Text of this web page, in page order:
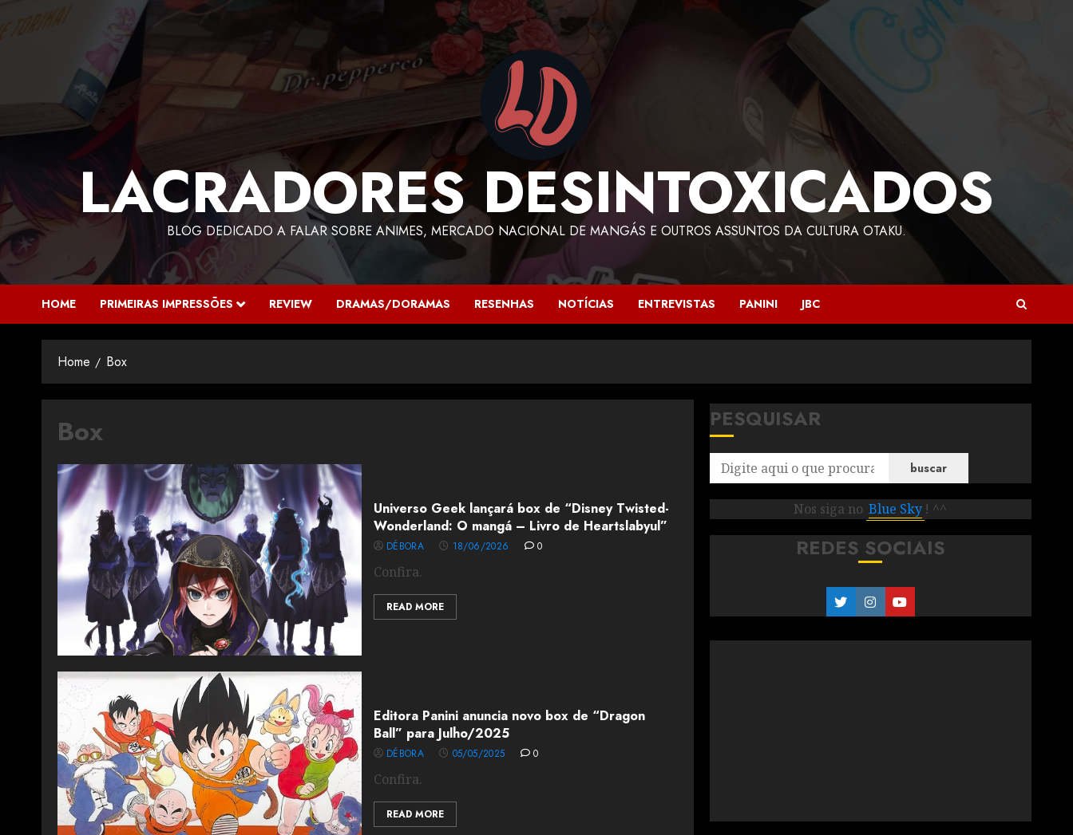
LACRADORES DESINTOXICADOS
BLOG DEDICADO A FALAR SOBRE ANIMES, MERCADO NACIONAL DE MANGÁS E OUTROS ASSUNTOS DA CULTURA OTAKU.
HOME PRIMEIRAS IMPRESSÕES REVIEW DRAMAS/DORAMAS RESENHAS NOTÍCIAS ENTREVISTAS PANINI JBC
Home Box
Box
Universo Geek lançará box de “Disney Twisted-
Wonderland: O mangá – Livro de Heartslabyul”
DÉBORA 18/06/2026 0
Confira.
READ MORE
Editora Panini anuncia novo box de “Dragon
Ball” para Julho/2025
DÉBORA 05/05/2025 0
Confira.
READ MORE
PESQUISAR
buscar
Nos siga no Blue Sky ! ^^
REDES SOCIAIS